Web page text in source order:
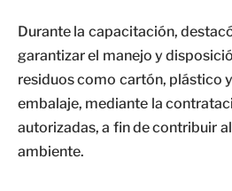
Durante la capacitación,
garantizar el manejo y
residuos como cartón, plástico
embalaje, mediante la
autorizadas, a fin de contribuir
ambiente.